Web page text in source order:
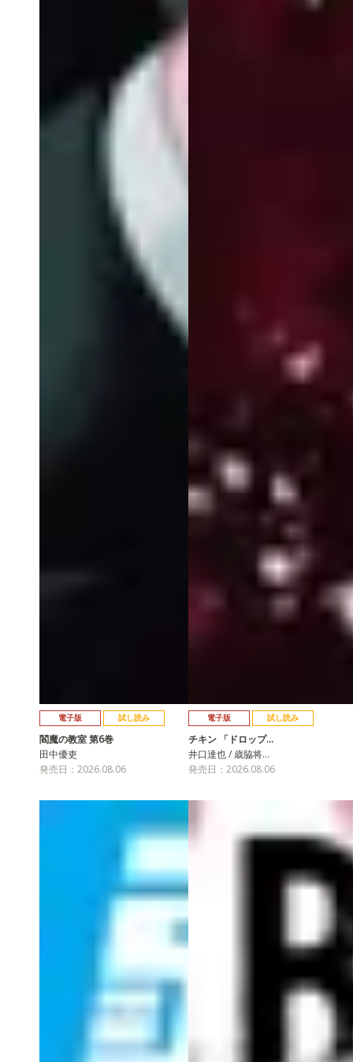
電子版 試し読み
閻魔の教室 第6巻
田中優吏
発売日：2026.08.06
電子版 試し読み
チキン 「ドロップ…
井口達也 / 歳脇将…
発売日：2026.08.06